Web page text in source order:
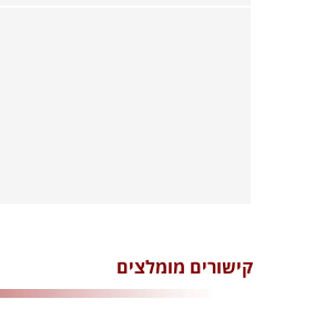
קישורים מומלצים